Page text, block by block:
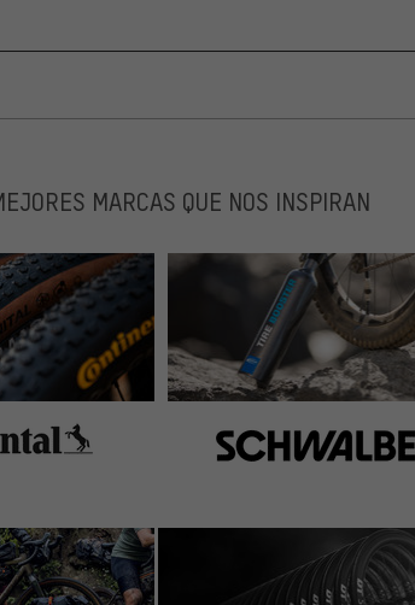
MARCAS QUE NOS INSPIRAN